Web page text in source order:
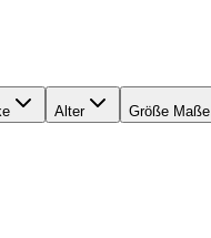
Alter Größe Maße